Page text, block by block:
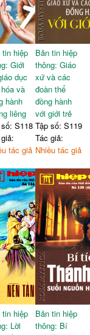
tin hiệp
Giới
dục
và
hành
liêng
S118
tác giả
Bản tin hiệp
thông: Giáo
xứ và các
đoàn thể
đồng hành
với giới trẻ
Tập số: S119
Tác giả:
Nhiều tác giả
tin hiệp
Lời
Bản tin hiệp
thông: Bí